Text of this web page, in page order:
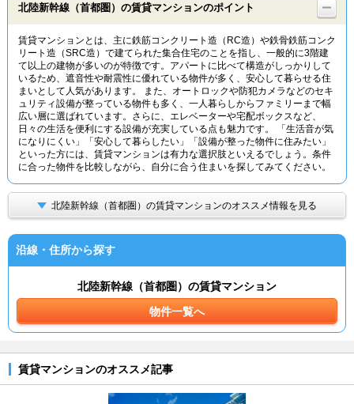
TOP
北陸新幹線（首都圏）の賃貸マンションのポイント
賃貸マンションとは、主に鉄筋コンクリート造（RC造）や鉄骨鉄筋コンク
リート造（SRC造）で建てられた集合住宅のことを指し、一般的に3階建
て以上の建物が多いのが特徴です。アパートに比べて構造がしっかりして
いるため、遮音性や耐震性に優れている物件が多く、安心して暮らせる住
まいとして人気があります。 また、オートロックや防犯カメラなどのセキ
ュリティ設備が整っている物件も多く、一人暮らしからファミリーまで幅
広い層に選ばれています。さらに、エレベーターや宅配ボックスなど、
日々の生活を便利にする設備が充実している点も魅力です。 「生活音が気
になりにくい」「安心して暮らしたい」「設備が整った物件に住みたい」
といった方には、賃貸マンションは有力な選択肢といえるでしょう。条件
に合った物件を比較しながら、自分に合う住まいを探してみてください。
北陸新幹線（首都圏）の賃貸マンションのオススメ情報を見る
沿線・住所から探す
北陸新幹線（首都圏）の賃貸マンション
物件一覧へ
賃貸マンションのオススメ記事